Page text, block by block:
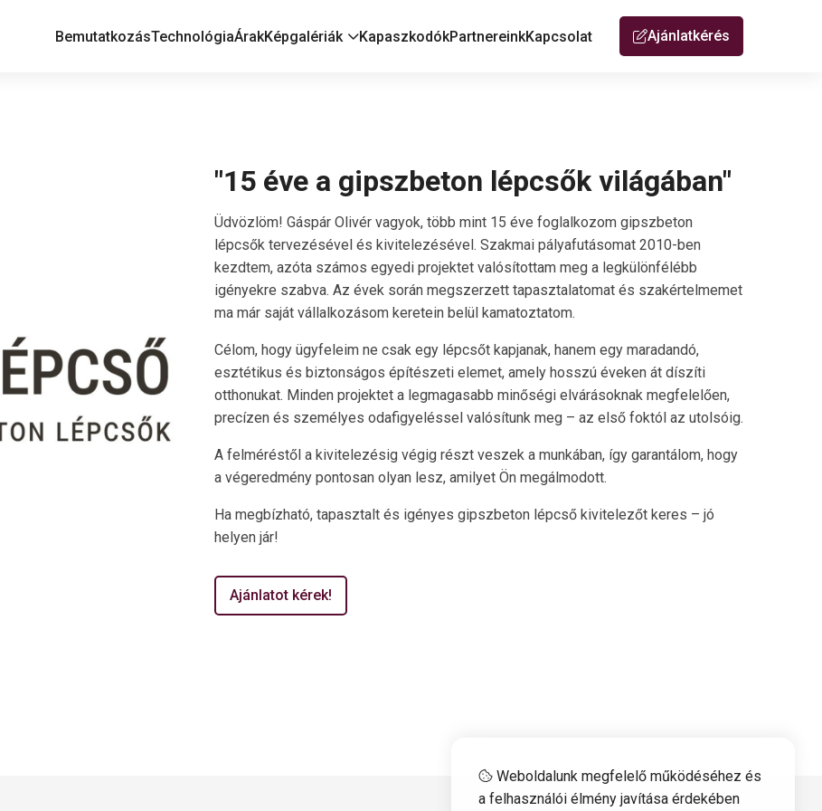
BemutatkozásTechnológiaÁrakKépgalériák KapaszkodókPartnereinkKapcsolat Ajánlatkérés
"15 éve a gipszbeton lépcsők világában"
Üdvözlöm! Gáspár Olivér vagyok, több mint 15 éve foglalkozom gipszbeton
lépcsők tervezésével és kivitelezésével. Szakmai pályafutásomat 2010-ben
kezdtem, azóta számos egyedi projektet valósítottam meg a legkülönfélébb
igényekre szabva. Az évek során megszerzett tapasztalatomat és szakértelmemet
ma már saját vállalkozásom keretein belül kamatoztatom.
Célom, hogy ügyfeleim ne csak egy lépcsőt kapjanak, hanem egy maradandó,
esztétikus és biztonságos építészeti elemet, amely hosszú éveken át díszíti
otthonukat. Minden projektet a legmagasabb minőségi elvárásoknak megfelelően,
precízen és személyes odafigyeléssel valósítunk meg – az első foktól az utolsóig.
A felméréstől a kivitelezésig végig részt veszek a munkában, így garantálom, hogy
a végeredmény pontosan olyan lesz, amilyet Ön megálmodott.
Ha megbízható, tapasztalt és igényes gipszbeton lépcső kivitelezőt keres – jó
helyen jár!
Ajánlatot kérek!
Weboldalunk megfelelő működéséhez és
a felhasználói élmény javítása érdekében